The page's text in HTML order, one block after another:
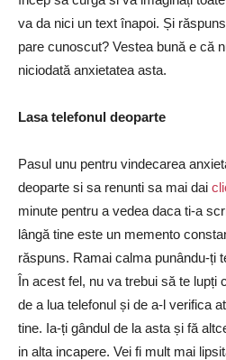
va da nici un text înapoi. Și
pare cunoscut? Vestea bună e că
niciodată anxietatea asta.
Lasa telefonul deoparte
Pasul unu pentru vindecarea
deoparte si sa renunti sa mai dai
minute pentru a vedea daca ti-a
lângă tine este un memento
răspuns. Ramai calma punându-ți
În acest fel, nu va trebui să te lupți
de a lua telefonul și de a-l verifica
tine. Ia-ți gândul de la asta și fă
in alta incapere. Vei fi mult mai